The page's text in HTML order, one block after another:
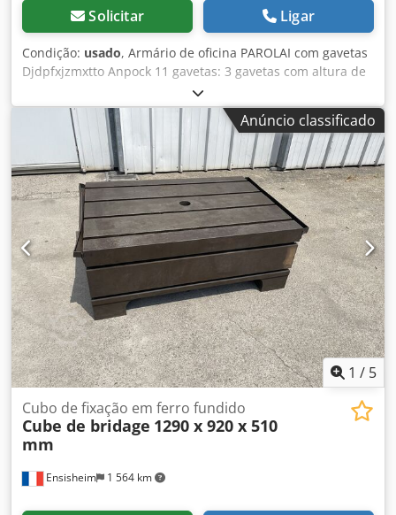
Solicitar Ligar
Condição: usado, Armário de oficina PAROLAI com gavetas
Djdpfxjzmxtto Anpock 11 gavetas: 3 gavetas com altura de
40 mm 6 gavetas com altura de 60 mm 1 gaveta com altura
de 150 mm 1 gaveta com altura de 90 mm Dimensões (C x
L x A): 910 x 720 x 1110 mm Peso: aprox. 150 kgAnúncio classificado
1 / 5
Ensisheim 1 564 km
Cubo de fixação em ferro fundido
Cube de bridage 1290 x 920 x 510
mm